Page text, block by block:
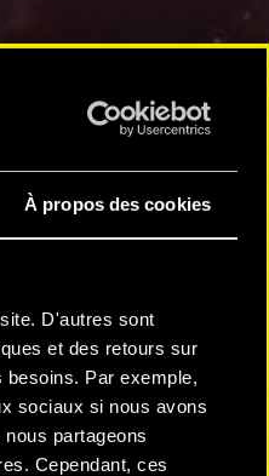
À propos des cookies
D'autres sont
et des retours sur
besoins. Par exemple,
sociaux si nous avons
partageons
Cependant, ces